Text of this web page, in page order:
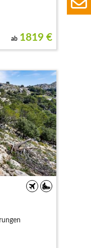
ab 1819 €